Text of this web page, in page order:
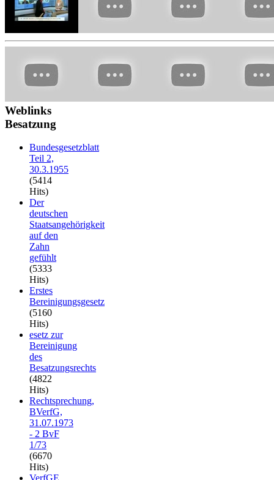
Weblinks
Besatzung
Bundesgesetzblatt
Teil 2,
30.3.1955
(5414
Hits)
Der
deutschen
Staatsangehörigkeit
auf den
Zahn
gefühlt
(5333
Hits)
Erstes
Bereinigungsgesetz
(5160
Hits)
esetz zur
Bereinigung
des
Besatzungsrechts
(4822
Hits)
Rechtsprechung,
BVerfG,
31.07.1973
- 2 BvF
1/73
(6670
Hits)